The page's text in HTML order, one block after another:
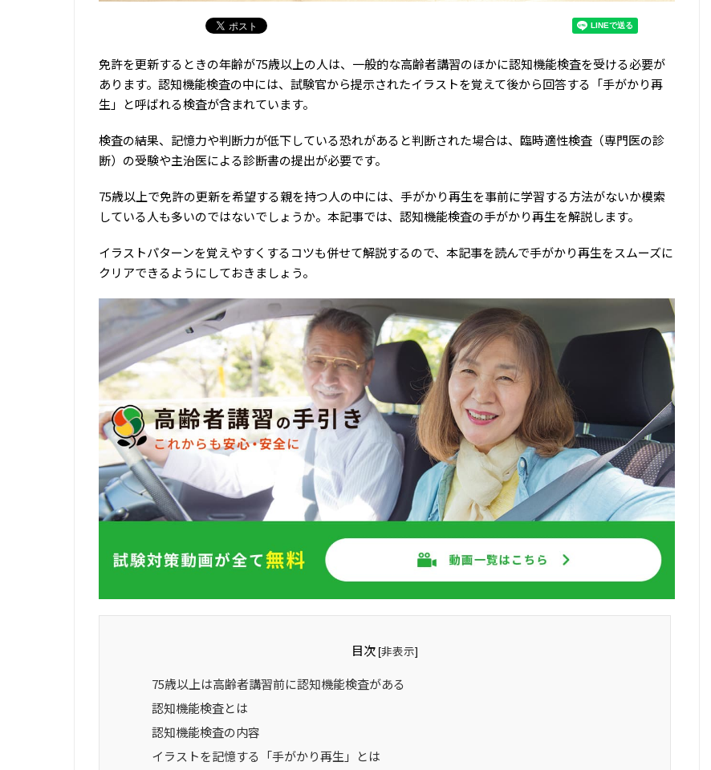
免許を更新するときの年齢が75歳以上の人は、一般的な高齢者講習のほかに認知機能検査を受ける必要が
あります。認知機能検査の中には、試験官から提示されたイラストを覚えて後から回答する「手がかり再
生」と呼ばれる検査が含まれています。
検査の結果、記憶力や判断力が低下している恐れがあると判断された場合は、臨時適性検査（専門医の診
断）の受験や主治医による診断書の提出が必要です。
75歳以上で免許の更新を希望する親を持つ人の中には、手がかり再生を事前に学習する方法がないか模索
している人も多いのではないでしょうか。本記事では、認知機能検査の手がかり再生を解説します。
イラストパターンを覚えやすくするコツも併せて解説するので、本記事を読んで手がかり再生をスムーズに
クリアできるようにしておきましょう。
目次 [非表示]
75歳以上は高齢者講習前に認知機能検査がある
認知機能検査とは
認知機能検査の内容
イラストを記憶する「手がかり再生」とは